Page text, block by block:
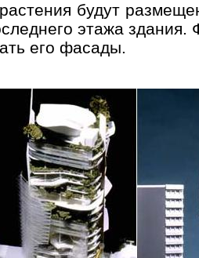
будут
этажа здания.
его фасады.